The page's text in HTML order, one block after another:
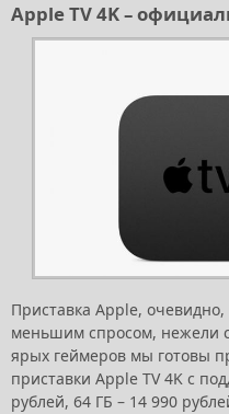
Apple TV 4K –
Приставка Apple, очевидно,
меньшим спросом, нежели
ярых геймеров мы готовы
приставки Apple TV 4K с
рублей, 64 ГБ – 14 990